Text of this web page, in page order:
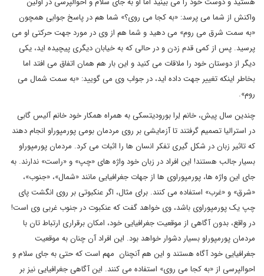
واکنش از شما می پرسد: «به کجا می روی؟» شما هم در پاسخ جوابی همچون
«به سمت شرق می روم» می دهید و شما هم از وی در مورد جهت حرکتی او می
پرسید. پس از کمی قدم زدن و در حالی که به خیابان دیگری پیچیده اید، یکی
دیگر از دوستان خود را ملاقات می کنید و این بار هم همان اتفاق می افتد اما
بخاطر اینکه تغییر جهت داده اید، در جواب وی می گویید:‌ «به سمت شمال می
روم».
چندین سال پیش، خانم لِرا بورودیتسکی به همراه همکار خود خانم آلیس گابی
در استرالیا تصمیم گرفتند تا آزمایشی بر روی مردمان بومی پورمپوراو انجام دهند
که تاثیر زبان در شکل گیری تفکر انسان ها را اثبات می کرد. مردمان پورمپوراو
بسیار جالب هستند! این افراد در زبان خود واژه های «چپ» و «راست» ندارند. به
جای این واژه ها، پورمپوراوی ها از جهات جغرافیایی مانند «شمال»، «جنوب»،
«شرق» و «غرب» استفاده می کنند. برای مثال، اگر عنکبوتی بر روی انگشت پای
چپ یک پورمپوراوی باشد، وی خواهد گفت که عنکبوت در جنوب غربی وی است!
در واقع، بدون آگاهی از موقعیت جغرافیایی خود، امکان برقراری ارتباط تان با
مردمان پورمپوراو بسیار دشوار خواهد بود. این افراد آن چنان به موقعیت
جغرافیایی خود آگاه هستند و این هم آنچنان مهم است که حتی به جای سلام و
احوالپرسی از «به کجا می روی» استفاده می کنند. این آگاهی جغرافیایی نیز بر